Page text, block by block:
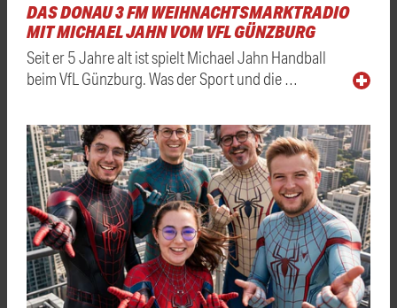
DAS DONAU 3 FM WEIHNACHTSMARKTRADIO
MIT MICHAEL JAHN VOM VFL GÜNZBURG
Seit er 5 Jahre alt ist spielt Michael Jahn Handball
beim VfL Günzburg. Was der Sport und die …